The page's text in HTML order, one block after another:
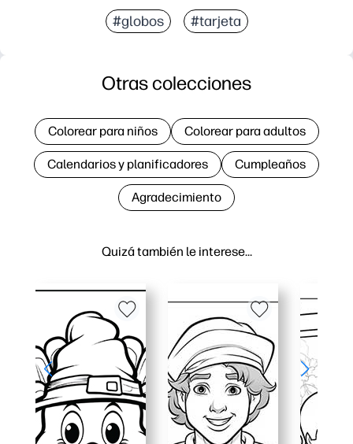
#globos #tarjeta
Quizá también le interese…
Otras colecciones
Colorear para niños Colorear para adultos
Calendarios y planificadores Cumpleaños
Agradecimiento